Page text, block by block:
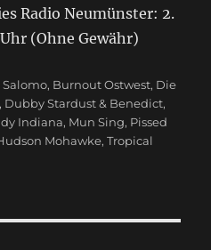
Radio Neumünster: 2.
(Ohne Gewähr)
Salomo, Burnout Ostwest, Die
, Dubby Stardust & Benedict,
Indiana, Mun Sing, Pissed
Mohawke,Tropical